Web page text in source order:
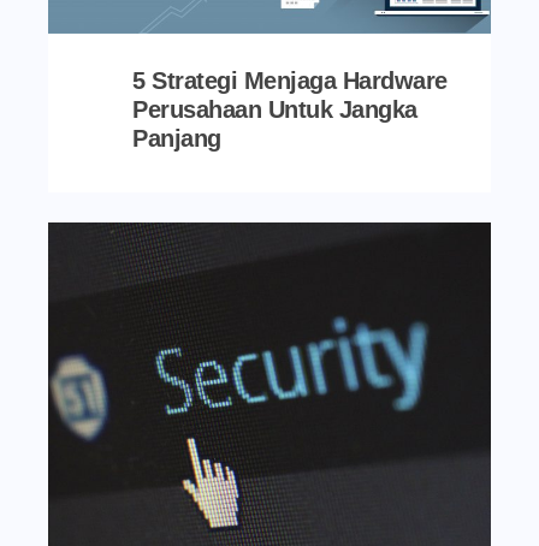
5 Strategi Menjaga Hardware
Perusahaan Untuk Jangka
Panjang